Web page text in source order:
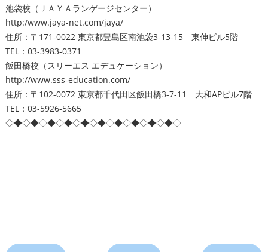
池袋校（ＪＡＹＡランゲージセンター）
http:/www.jaya-net.com/jaya/
住所：〒171-0022 東京都豊島区南池袋3-13-15 東伸ビル5階
TEL：03-3983-0371
飯田橋校（スリーエス エデュケーション）
http://www.sss-education.com/
住所：〒102-0072 東京都千代田区飯田橋3-7-11 大和APビル7階
TEL：03-5926-5665
◇◆◇◆◇◆◇◆◇◆◇◆◇◆◇◆◇◆◇◆◇